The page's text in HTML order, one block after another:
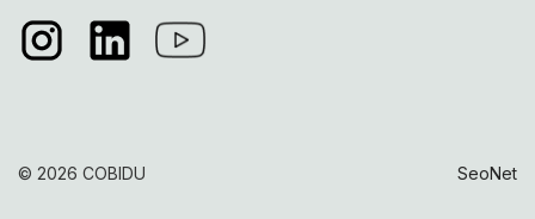
© 2026 COBIDU SeoNet